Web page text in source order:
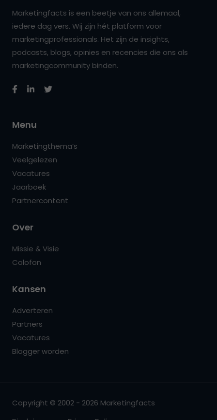
Marketingfacts is een beetje van ons allemaal,
iedere dag vers. Wij zijn hét platform voor
marketingprofessionals. Het zijn de insights,
podcasts, blogs, opinies en recencies die ons als
marketingcommunity binden.
Menu
Marketingthema’s
Veelgelezen
Vacatures
Jaarboek
Partnercontent
Over
Missie & Visie
Colofon
Kansen
Adverteren
Partners
Vacatures
Blogger worden
Copyright © 2002 - 2026 Marketingfacts